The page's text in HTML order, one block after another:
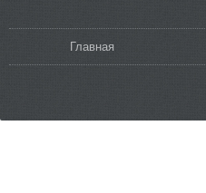
Главная